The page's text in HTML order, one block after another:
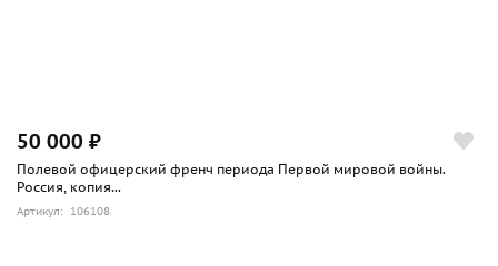
50 000 ₽
Полевой офицерский френч периода Первой мировой войны.
Россия, копия...
Артикул: 106108